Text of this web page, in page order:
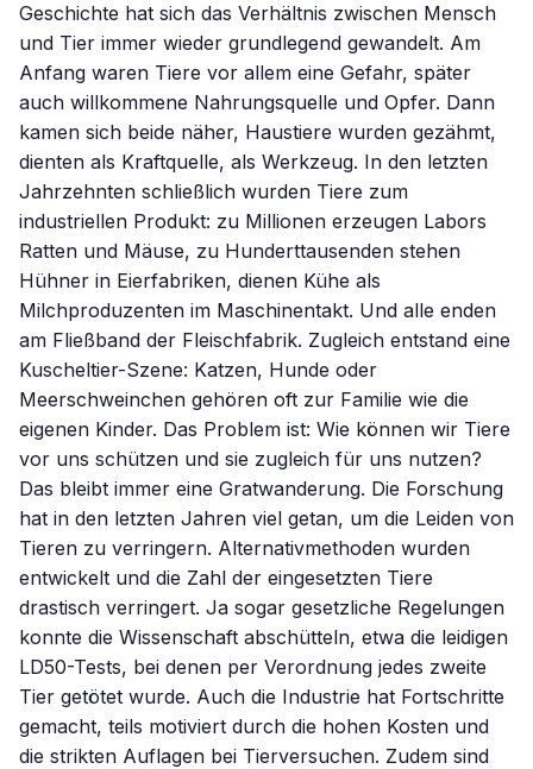
Geschichte hat sich das Verhältnis zwischen Mensch
und Tier immer wieder grundlegend gewandelt. Am
Anfang waren Tiere vor allem eine Gefahr, später
auch willkommene Nahrungsquelle und Opfer. Dann
kamen sich beide näher, Haustiere wurden gezähmt,
dienten als Kraftquelle, als Werkzeug. In den letzten
Jahrzehnten schließlich wurden Tiere zum
industriellen Produkt: zu Millionen erzeugen Labors
Ratten und Mäuse, zu Hunderttausenden stehen
Hühner in Eierfabriken, dienen Kühe als
Milchproduzenten im Maschinentakt. Und alle enden
am Fließband der Fleischfabrik. Zugleich entstand eine
Kuscheltier-Szene: Katzen, Hunde oder
Meerschweinchen gehören oft zur Familie wie die
eigenen Kinder. Das Problem ist: Wie können wir Tiere
vor uns schützen und sie zugleich für uns nutzen?
Das bleibt immer eine Gratwanderung. Die Forschung
hat in den letzten Jahren viel getan, um die Leiden von
Tieren zu verringern. Alternativmethoden wurden
entwickelt und die Zahl der eingesetzten Tiere
drastisch verringert. Ja sogar gesetzliche Regelungen
konnte die Wissenschaft abschütteln, etwa die leidigen
LD50-Tests, bei denen per Verordnung jedes zweite
Tier getötet wurde. Auch die Industrie hat Fortschritte
gemacht, teils motiviert durch die hohen Kosten und
die strikten Auflagen bei Tierversuchen. Zudem sind